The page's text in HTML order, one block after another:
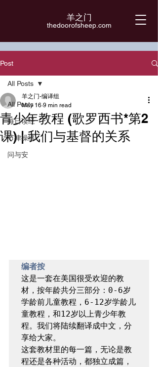
羊之门
​thedoorofsheep.com
Post
All Posts
每日读经
节律操练
问与安
All Posts
青少年教程 (歌罗西书*第2
课) | 我们与基督的关系
羊之门-编译组
May 16 9 min read
​编者按
这是一套在美国很受欢迎的教
材，按年龄共分三部分：0-6岁
学龄前儿童教程，6-12岁学龄儿
童教程，和12岁以上青少年教
程。我们将陆续翻译成中文，分
享给大家。
这套教材里的每一篇，无论是教
程还是各种活动，都独立成篇，